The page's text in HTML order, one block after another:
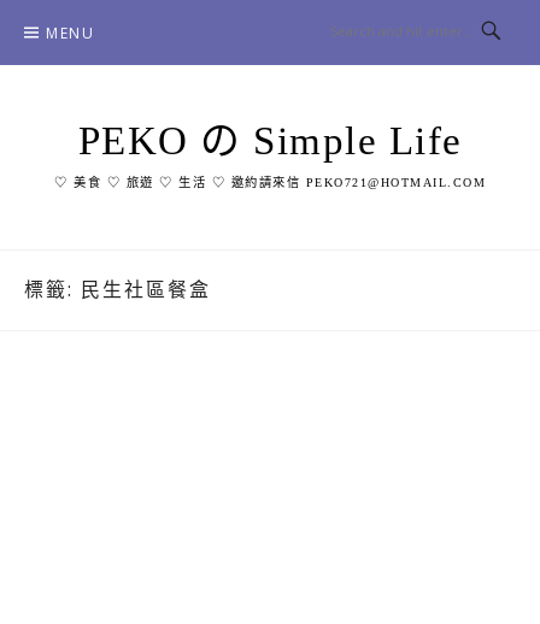
content
MENU
PEKO の Simple Life
♡ 美食 ♡ 旅遊 ♡ 生活 ♡ 邀約請來信 PEKO721@HOTMAIL.COM
標籤: 民生社區餐盒